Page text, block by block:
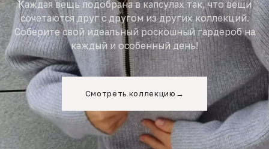
Каждая вещь подобрана в капсулах так, что вещи
сочетаются друг с другом из других коллекций.
Соберите свой идеальный роскошный гардероб на
каждый и особенный день!
Смотреть коллекцию →